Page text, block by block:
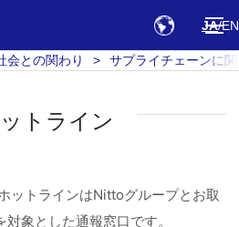
JA EN
会との関わり サプライチェーンに
トライン
ットラインはNittoグループとお取
象とした通報窓口です。